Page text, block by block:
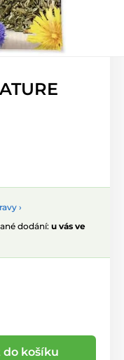
›
dodání: u vás ve
košíku